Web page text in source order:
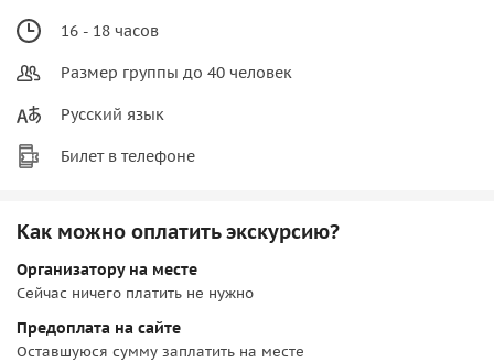
16 - 18 часов
Размер группы до 40 человек
Русский язык
Билет в телефоне
Как можно оплатить экскурсию?
Организатору на месте
Сейчас ничего платить не нужно
Предоплата на сайте
Оставшуюся сумму заплатить на месте